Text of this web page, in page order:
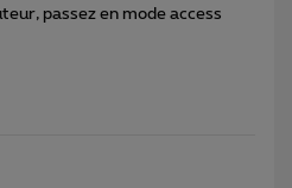
passez en mode access